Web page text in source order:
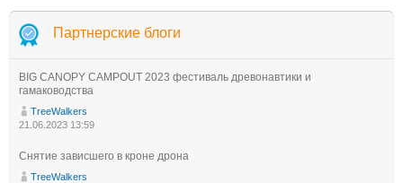
Партнерские блоги
BIG CANOPY CAMPOUT 2023 фестиваль древонавтики и
гамаководства
TreeWalkers
21.06.2023 13:59
Снятие зависшего в кроне дрона
TreeWalkers